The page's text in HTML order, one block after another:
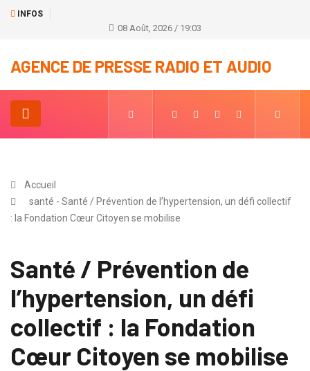
INFOS
08 Août, 2026 / 19:03
AGENCE DE PRESSE RADIO ET AUDIO
Accueil
santé - Santé / Prévention de l’hypertension, un défi collectif
: la Fondation Cœur Citoyen se mobilise
Santé / Prévention de
l’hypertension, un défi
collectif : la Fondation
Cœur Citoyen se mobilise